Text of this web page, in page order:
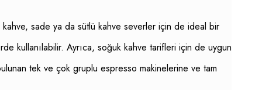
kahve, sade ya da sütlü kahve severler için de ideal bir
kullanılabilir. Ayrıca, soğuk kahve tarifleri için de uygun
tek ve çok gruplu espresso makinelerine ve tam